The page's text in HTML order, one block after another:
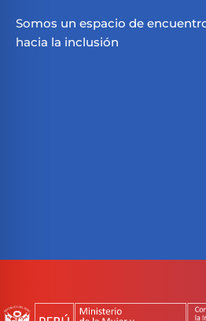
Somos un espacio de
hacia la inclusión